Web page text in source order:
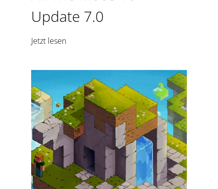
Update 7.0
Jetzt lesen